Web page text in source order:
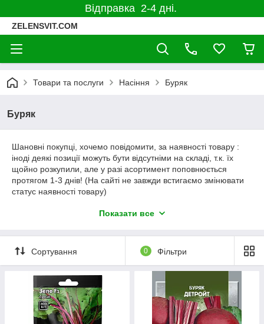
Відправка 2-4 дні.
ZELENSVIT.COM
Товари та послуги Насіння Буряк
Буряк
Шановні покупці, хочемо повідомити, за наявності товару :
іноді деякі позиції можуть бути відсутніми на складі, т.к. їх
щойно розкупили, але у разі асортимент поповнюється
протягом 1-3 днів! (На сайті не завжди встигаємо змінювати
статус наявності товару)
позиції, які є у нас на складі. Якщо Вас цікавлять інші насіння
зателефонуйте, ми обов'язково допоможемо Вам у цьому
питанні.
Дякую за розуміння! Приємних покупок!
Показати все
Сортування 0 Фільтри